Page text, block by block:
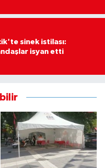
sinek istilası:
isyan etti